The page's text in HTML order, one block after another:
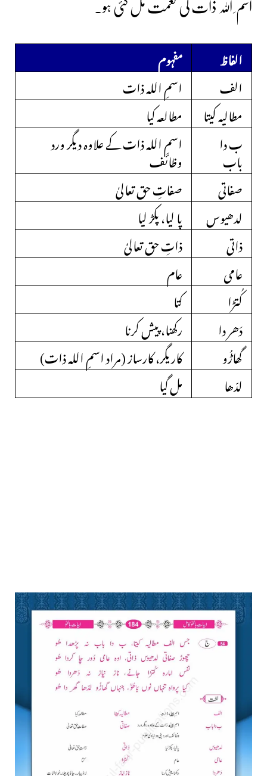
اسم ِ ﷲ ذات کی نعمت مل گئی ہو۔
الفاظ
مفہوم
الف
اسمِ اللہ ذات
مطالیہ کیتا
مطالعہ کیا
ب دا
باب
اسمِ اللہ ذات کے علاوہ دیگر ورد
وظائف
صفاتی
صفاتِ حق تعالیٰ
لدھیوس
پا لیا، پکڑ لیا
ذاتی
ذاتِ حق تعالیٰ
عامی
عام
کُتڑا
کتا
دَھر دا
رکھنا، پیش کرنا
گھاڑُو
کاریگر، کارساز (مراد اسمِ اللہ ذات)
لدّھا
مل گیا